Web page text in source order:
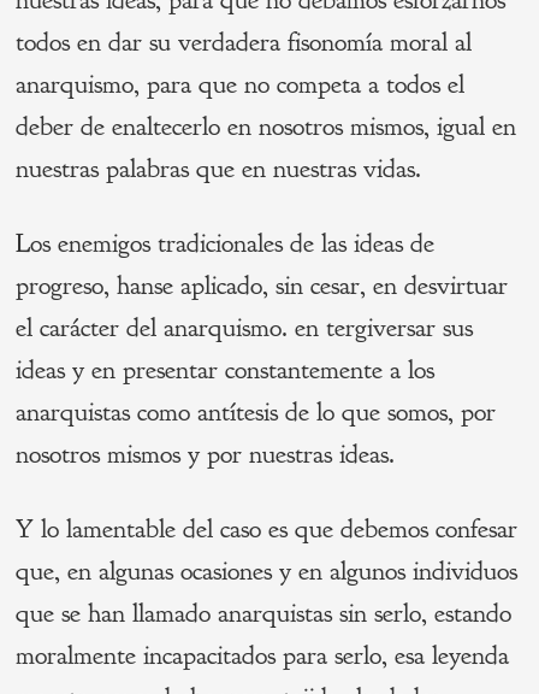
todos en dar su verdadera fisonomía moral al
anarquismo, para que no competa a todos el
deber de enaltecerlo en nosotros mismos, igual en
nuestras palabras que en nuestras vidas.
Los enemigos tradicionales de las ideas de
progreso, hanse aplicado, sin cesar, en desvirtuar
el carácter del anarquismo. en tergiversar sus
ideas y en presentar constantemente a los
anarquistas como antítesis de lo que somos, por
nosotros mismos y por nuestras ideas.
Y lo lamentable del caso es que debemos confesar
que, en algunas ocasiones y en algunos individuos
que se han llamado anarquistas sin serlo, estando
moralmente incapacitados para serlo, esa leyenda